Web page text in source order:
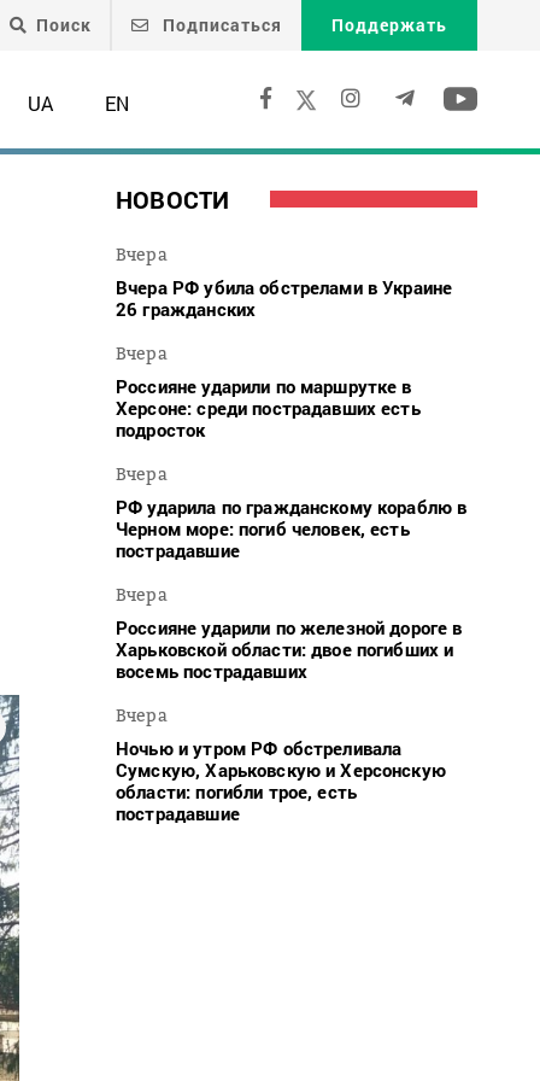
Поиск Подписаться Поддержать
UA EN
НОВОСТИ
Вчера
Вчера РФ убила обстрелами в Украине
26 гражданских
Вчера
Россияне ударили по маршрутке в
Херсоне: среди пострадавших есть
подросток
Вчера
РФ ударила по гражданскому кораблю в
Черном море: погиб человек, есть
пострадавшие
Вчера
Россияне ударили по железной дороге в
Харьковской области: двое погибших и
восемь пострадавших
Вчера
Ночью и утром РФ обстреливала
Сумскую, Харьковскую и Херсонскую
области: погибли трое, есть
пострадавшие